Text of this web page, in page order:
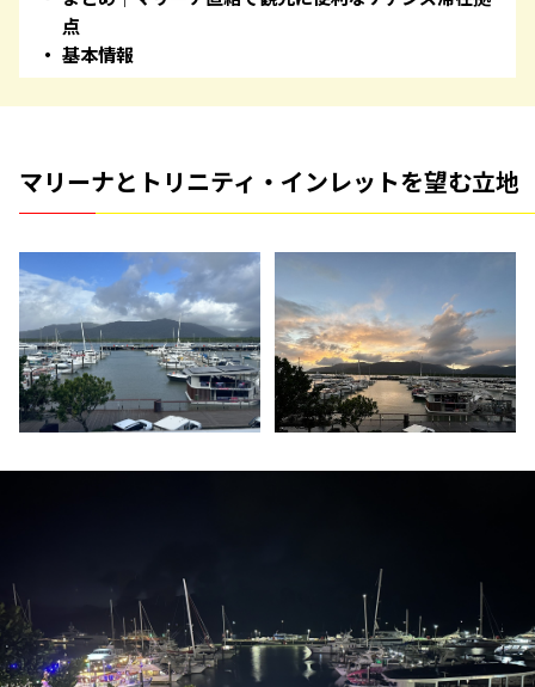
点
基本情報
マリーナとトリニティ・インレットを望む立地